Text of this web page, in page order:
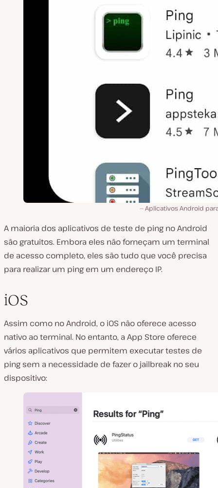
Aplicativos Android
A maioria dos aplicativos de teste de ping no Android
são gratuitos. Embora eles não forneçam um terminal
de acesso completo, eles são tudo que você precisa
para realizar um ping em um endereço IP.
iOS
Assim como no Android, o iOS não oferece acesso
nativo ao terminal. No entanto, a App Store oferece
vários aplicativos que permitem executar testes de
ping sem a necessidade de fazer o jailbreak no seu
dispositivo: